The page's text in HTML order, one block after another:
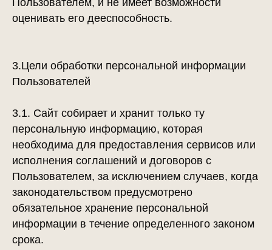
Пользователем, и не имеет возможности
оценивать его дееспособность.
3.Цели обработки персональной информации
Пользователей
3.1. Сайт собирает и хранит только ту
персональную информацию, которая
необходима для предоставления сервисов или
исполнения соглашений и договоров с
Пользователем, за исключением случаев, когда
законодательством предусмотрено
обязательное хранение персональной
информации в течение определенного законом
срока.